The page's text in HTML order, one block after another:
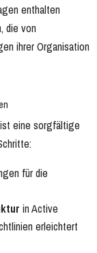
enthalten
die von
ihrer Organisation
eine sorgfältige
für die
in Active
erleichtert